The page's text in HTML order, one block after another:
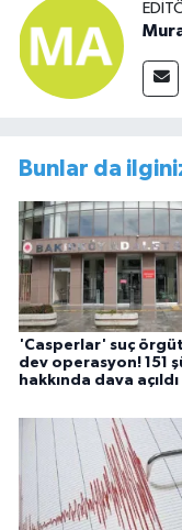
Bunlar da
'Casperlar' suç
dev operasyon! 151
hakkında dava açıldı